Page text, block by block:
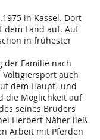
in Kassel. Dort
dem Land auf. Auf
in frühester
der Familie nach
auch
dem Haupt- und
die Möglichkeit auf
seines Bruders
Herbert Näher ließ
Arbeit mit Pferden